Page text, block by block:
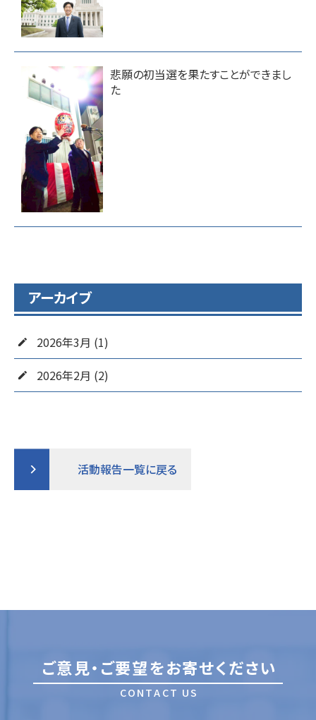
悲願の初当選を果たすことができまし
た
アーカイブ
2026年3月 (1)
2026年2月 (2)
活動報告一覧に戻る
ご意 見・ ご要望をお寄せください
CONTACT US